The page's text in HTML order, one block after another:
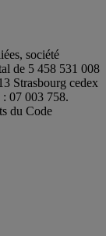
société
de 5 458 531 008
Strasbourg cedex
07 003 758.
du Code